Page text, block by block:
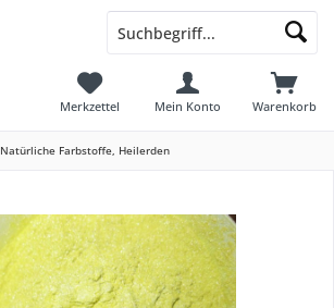
Warenkorb
Merkzettel Mein Konto
Natürliche Farbstoffe, Heilerden